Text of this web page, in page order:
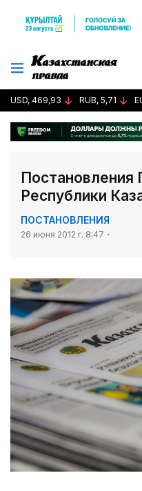
USD, 469,93 RUB, 5,71
Постановления
Республики
ПОСТАНОВЛЕНИЯ
26 июня 2012 г. 8:47